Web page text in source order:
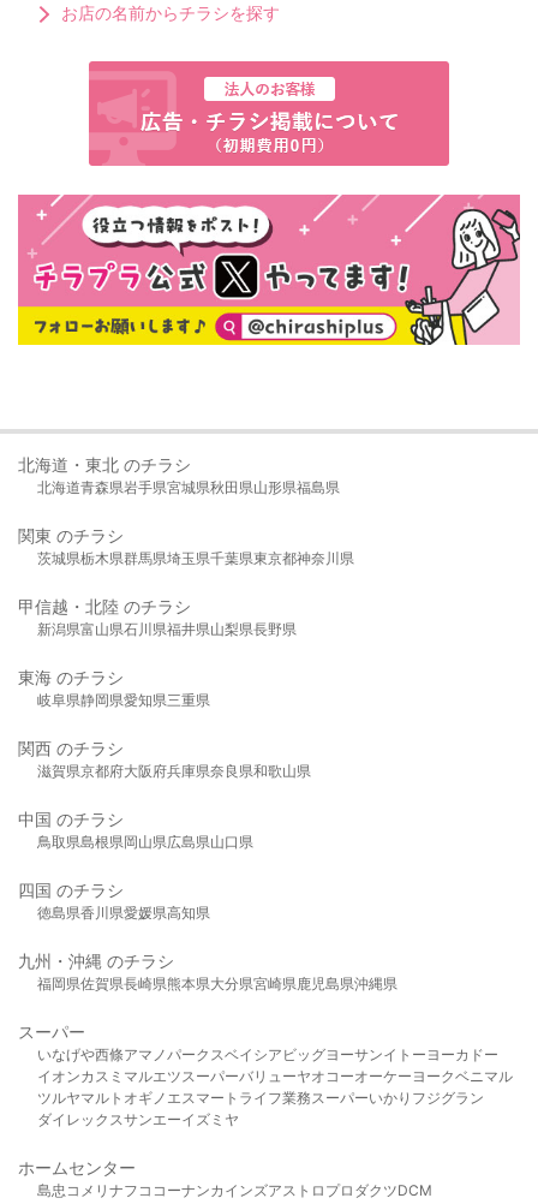
お店の名前からチラシを探す
北海道・東北 のチラシ
北海道青森県岩手県宮城県秋田県山形県福島県
関東 のチラシ
茨城県栃木県群馬県埼玉県千葉県東京都神奈川県
甲信越・北陸 のチラシ
新潟県富山県石川県福井県山梨県長野県
東海 のチラシ
岐阜県静岡県愛知県三重県
関西 のチラシ
滋賀県京都府大阪府兵庫県奈良県和歌山県
中国 のチラシ
鳥取県島根県岡山県広島県山口県
四国 のチラシ
徳島県香川県愛媛県高知県
九州・沖縄 のチラシ
福岡県佐賀県長崎県熊本県大分県宮崎県鹿児島県沖縄県
スーパー
いなげや西條アマノパークスベイシア ビッグヨーサンイトーヨーカドー
イオンカスミ マルエツスーパーバリューヤオコーオーケー ヨークベニマル
ツルヤマルト オギノ エスマート ライフ業務スーパーいかり フジグラン
ダイレックスサンエーイズミヤ
ホームセンター
島忠 コメリ ナフコ コーナンカインズアストロプロダクツDCM